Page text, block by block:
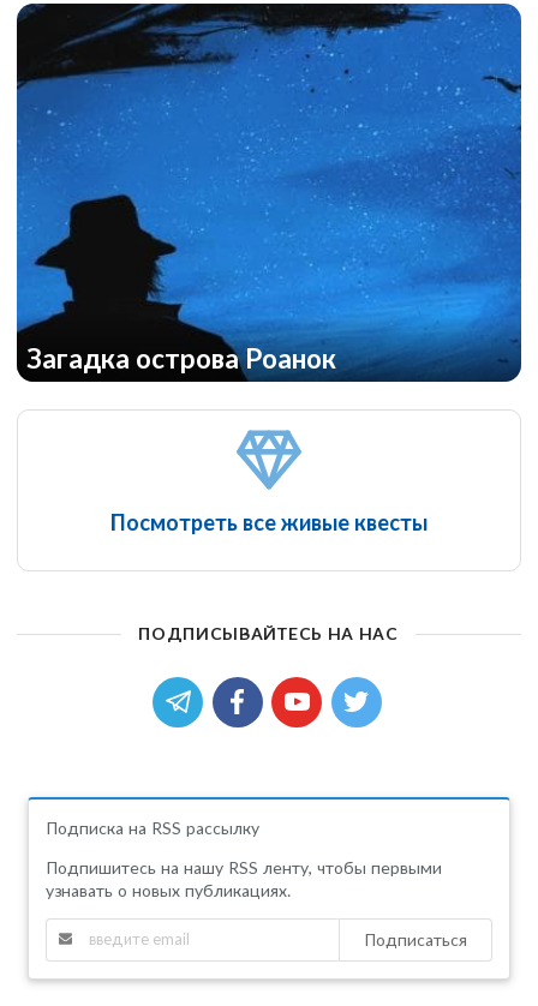
Дирижабль
Загадка острова Роанок
Посмотреть все живые квесты
ПОДПИСЫВАЙТЕСЬ НА НАС
Подписка на RSS рассылку
Подпишитесь на нашу RSS ленту, чтобы первыми
узнавать о новых публикациях.
Подписаться